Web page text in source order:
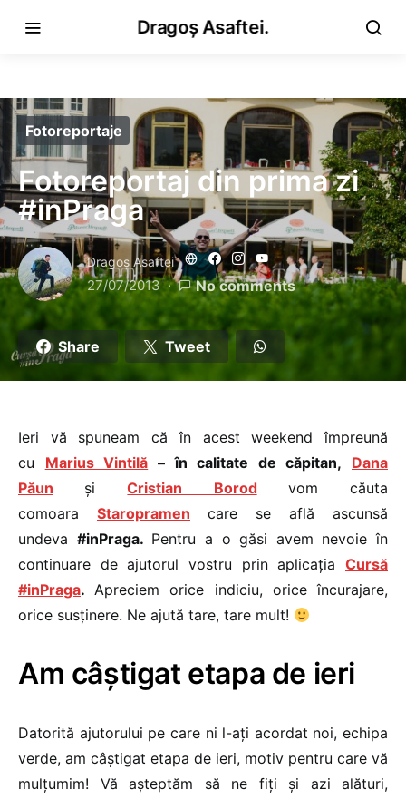
Dragoș Asaftei.
Fotoreportaje
Fotoreportaj din prima zi
#inPraga
Dragoş Asaftei
27/07/2013 No comments
Share Tweet
Ieri vă spuneam că în acest weekend împreună
cu Marius Vintilă – în calitate de căpitan, Dana
Păun
șiCristian Borod
vom căuta
comoara Staropramen
care se află ascunsă
undeva #inPraga. Pentru a o găsi avem nevoie în
continuare de ajutorul vostru prin aplicația Cursă
#inPraga.Apreciem orice indiciu, orice încurajare,
orice susținere. Ne ajută tare, tare mult!
Am câștigat etapa de ieri
Datorită ajutorului pe care ni l-ați acordat noi, echipa
verde, am câștigat etapa de ieri, motiv pentru care vă
mulțumim! Vă așteptăm să ne fiți și azi alături,